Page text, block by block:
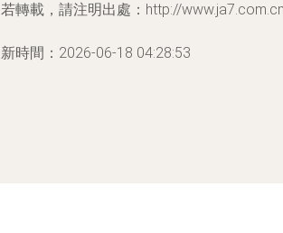
轉載，請注明出處：http://
時間：2026-06-18 04:28:53